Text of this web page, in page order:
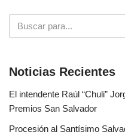
Noticias Recientes
El intendente Raúl “Chuli”
Premios San Salvador
Procesión al Santísimo